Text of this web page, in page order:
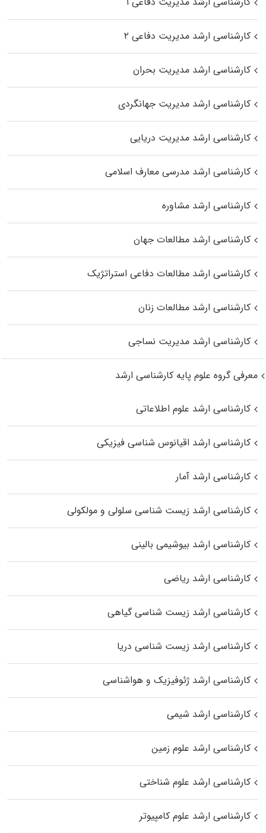
کارشناسی ارشد مدیریت دفاعی ۲
کارشناسی ارشد مدیریت بحران
کارشناسی ارشد مدیریت جهانگردی
کارشناسی ارشد مدیریت دریایی
کارشناسی ارشد مدرسی معارف اسلامی
کارشناسی ارشد مشاوره
کارشناسی ارشد مطالعات جهان
کارشناسی ارشد مطالعات دفاعی استراتژیک
کارشناسی ارشد مطالعات زنان
کارشناسی ارشد مدیریت نساجی
معرفی گروه علوم پایه کارشناسی ارشد
کارشناسی ارشد علوم اطلاعاتی
کارشناسی ارشد اقیانوس‌ شناسی فیزیکی
کارشناسی ارشد آمار
کارشناسی ارشد زیست شناسی سلولی و مولکولی
کارشناسی ارشد بیوشیمی بالینی
کارشناسی ارشد ریاضی
کارشناسی ارشد زیست‌ شناسی گیاهی
کارشناسی ارشد زیست‌ شناسی دریا
کارشناسی ارشد ژئوفیزیک و هواشناسی
کارشناسی ارشد شیمی
کارشناسی ارشد علوم زمین
کارشناسی ارشد علوم شناختی
کارشناسی ارشد علوم کامپیوتر